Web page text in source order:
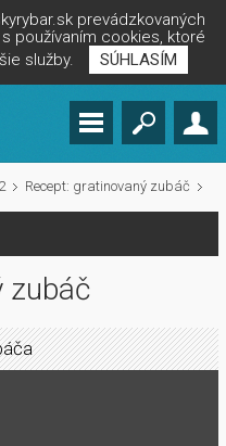
prevádzkovaných
používaním cookies, ktoré
služby.
SÚHLASÍM
Recept: gratinovaný zubáč
zubáč